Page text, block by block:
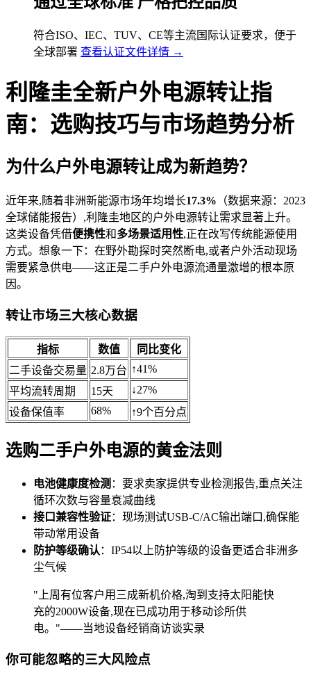
符合ISO、IEC、TUV、CE等主流国际认证要求，便于
全球部署 查看认证文件详情 →
利隆圭全新户外电源转让指
南：选购技巧与市场趋势分析
为什么户外电源转让成为新趋势？
近年来,随着非洲新能源市场年均增长17.3% （数据来源：2023
全球储能报告）,利隆圭地区的户外电源转让需求显著上升。
这类设备凭借便携性和多场景适用性,正在改写传统能源使用
方式。想象一下：在野外勘探时突然断电,或者户外活动现场
需要紧急供电——这正是二手户外电源流通量激增的根本原
因。
转让市场三大核心数据
指标 数值
同比变化
二手设备交易量 2.8万台 ↑41%
平均流转周期
15天
↓27%
设备保值率
68% ↑9个百分点
选购二手户外电源的黄金法则
电池健康度检测 ：要求卖家提供专业检测报告,重点关注
循环次数与容量衰减曲线
接口兼容性验证：现场测试USB-C/AC输出端口,确保能
带动常用设备
防护等级确认：IP54以上防护等级的设备更适合非洲多
尘气候
"上周有位客户用三成新机价格,淘到支持太阳能快
充的2000W设备,现在已成功用于移动诊所供
电。"——当地设备经销商访谈实录
你可能忽略的三大风险点